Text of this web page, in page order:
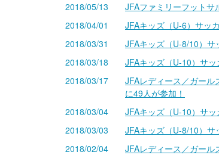
2018/05/13
JFAファミリーフットサ
2018/04/01
JFAキッズ（U-6）サッ
2018/03/31
JFAキッズ（U-8/10）
2018/03/18
JFAキッズ（U-10）サ
2018/03/17
JFAレディース／ガー
に49人が参加！
2018/03/04
JFAキッズ（U-10）サ
2018/03/03
JFAキッズ（U-8/10）サ
2018/02/04
JFAレディース／ガー